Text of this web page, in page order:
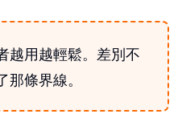
越用越輕鬆。差別不
條界線。